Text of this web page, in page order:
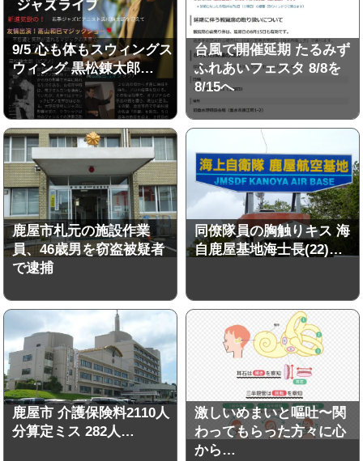
9/5 心も体もスウィングス
ウィング 黒松錬太郎…
台風で開催延期 たるみず
ふれあいフェスタ 8/8を
8/15へ
鹿屋市札元の施設作業
員、46歳男を窃盗被疑者
で逮捕
同僚隊員の胸触りキス 海
自鹿屋基地海士長(22)…
鹿屋市 介護保険料2110人
分算定ミス 282人…
激しいめまいと嘔吐〜関
わってもらった方々に心
から…